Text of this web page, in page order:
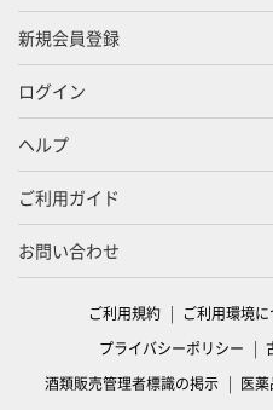
新規会員登録
ログイン
ヘルプ
ご利用ガイド
お問い合わせ
ご利用規約 ご利用環境
プライバシーポリシー
酒類販売管理者標識の掲示
医